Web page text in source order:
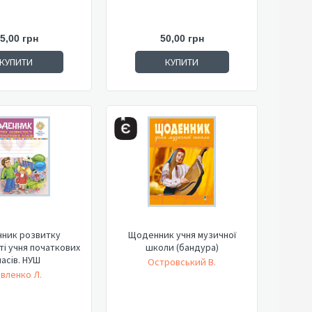
грн
КУПИТИ
50,00 грн
КУПИТИ
розвитку
учня початкових
НУШ
Л.
Щоденник учня музичної
школи (бандура)
Островський В.